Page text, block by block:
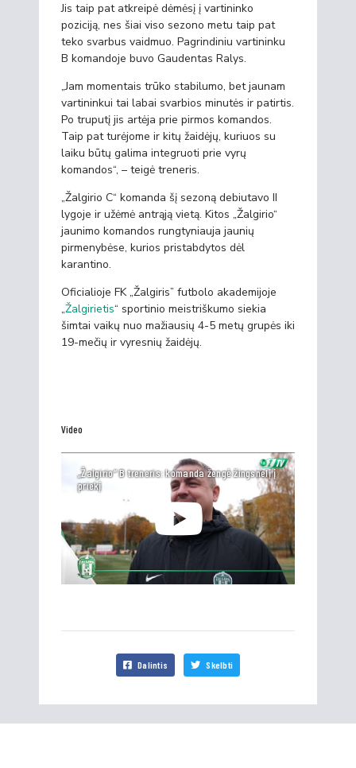
Jis taip pat atkreipė dėmėsį į vartininko
poziciją, nes šiai viso sezono metu taip pat
teko svarbus vaidmuo. Pagrindiniu vartininku
B komandoje buvo Gaudentas Ralys.
„Jam momentais trūko stabilumo, bet jaunam
vartininkui tai labai svarbios minutės ir patirtis.
Po truputį jis artėja prie pirmos komandos.
Taip pat turėjome ir kitų žaidėjų, kuriuos su
laiku būtų galima integruoti prie vyrų
komandos“, – teigė treneris.
„Žalgirio C“ komanda šį sezoną debiutavo II
lygoje ir užėmė antrąją vietą. Kitos „Žalgirio“
jaunimo komandos rungtyniauja jaunių
pirmenybėse, kurios pristabdytos dėl
karantino.
Oficialioje FK „Žalgiris” futbolo akademijoje
„Žalgirietis“ sportinio meistriškumo siekia
šimtai vaikų nuo mažiausių 4-5 metų grupės iki
19-mečių ir vyresnių žaidėjų.
Video
„Žalgirio“ B treneris: komanda žengė žingsnelį į
priekį
Dalintis Skelbti